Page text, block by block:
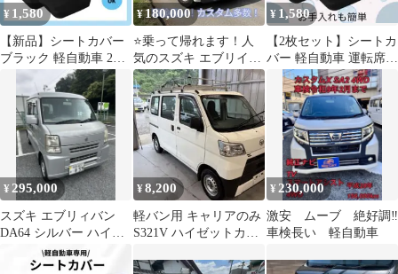
¥ 1,580
【新品】シートカバー
ブラック 軽自動車 2枚
セット 前席 運転席助手
席セット
¥180,000
⭐️乗って帰れます！人
気のスズキ エブリイ
！ カスタム多数！軽
バンお探しの方！⭐️
¥ 1,580
【2枚セット】シートカ
バー 軽自動車 運転席助
手席セット 汚れ防止 軽
トラ 黒
¥ 295,000
スズキ エブリィバン
DA64 シルバー ハイル
ーフ 4WD キーレス AT
¥8,200
軽バン用 キャリアのみ
S321V ハイゼットカー
定！
¥ 230,000
激安 ムーブ 絶好調‼️
車検長い 軽自動車